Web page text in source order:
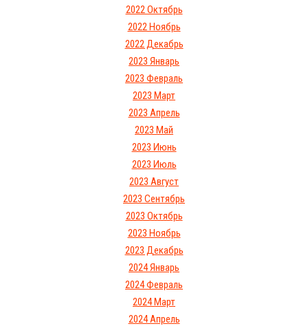
2022 Октябрь
2022 Ноябрь
2022 Декабрь
2023 Январь
2023 Февраль
2023 Март
2023 Апрель
2023 Май
2023 Июнь
2023 Июль
2023 Август
2023 Сентябрь
2023 Октябрь
2023 Ноябрь
2023 Декабрь
2024 Январь
2024 Февраль
2024 Март
2024 Апрель